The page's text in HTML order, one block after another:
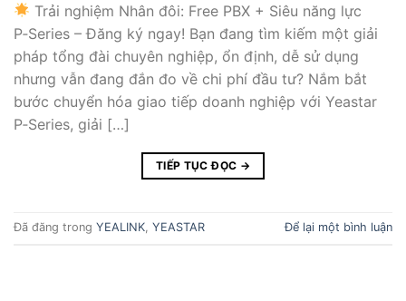
Trải nghiệm Nhân đôi: Free PBX + Siêu năng lực
P‑Series – Đăng ký ngay! Bạn đang tìm kiếm một giải
pháp tổng đài chuyên nghiệp, ổn định, dễ sử dụng
nhưng vẫn đang đắn đo về chi phí đầu tư? Nắm bắt
bước chuyển hóa giao tiếp doanh nghiệp với Yeastar
P‑Series, giải […]
TIẾP TỤC ĐỌC →
Đã đăng trong YEALINK, YEASTAR Để lại một bình luận